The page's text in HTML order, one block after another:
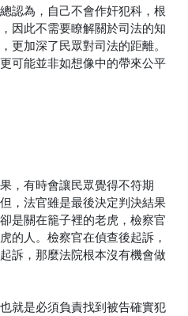
認為，自己不會作奸犯科，根
因此不需要瞭解關於司法的知
更加深了民眾對司法的距離。
可能並非如想像中的帶來公平
，有時會讓民眾覺得不符期
，法官雖是最後決定判決結果
是關在籠子裡的老虎，檢察官
的人。檢察官在偵查後起訴，
訴，那麼法院根本沒有機會做
就是必須負責找到被告確實犯